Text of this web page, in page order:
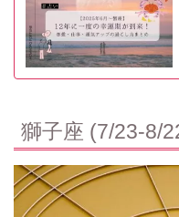
獅子座 (7/23-8/